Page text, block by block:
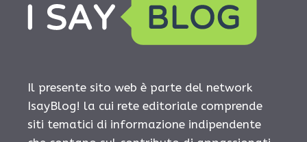
Il presente sito web è parte del network
IsayBlog! la cui rete editoriale comprende
siti tematici di informazione indipendente